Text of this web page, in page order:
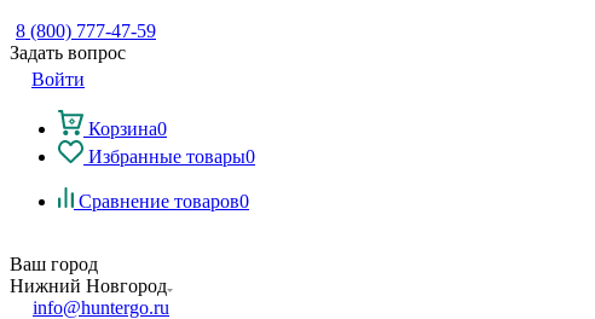
8 (800) 777-47-59
Задать вопрос
Войти
Корзина0
Избранные товары0
Сравнение товаров0
Ваш город
Нижний Новгород
info@huntergo.ru